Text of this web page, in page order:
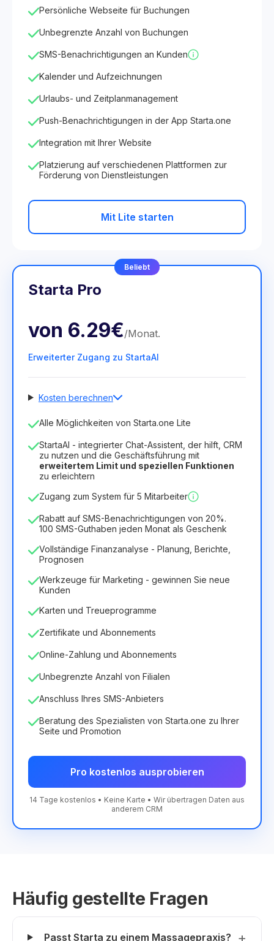
Persönliche Webseite für Buchungen
Unbegrenzte Anzahl von Buchungen
SMS-Benachrichtigungen an Kunden
Kalender und Aufzeichnungen
Urlaubs- und Zeitplanmanagement
Push-Benachrichtigungen in der App Starta.one
Integration mit Ihrer Website
Platzierung auf verschiedenen Plattformen zur
Förderung von Dienstleistungen
Mit Lite starten
Beliebt
Starta Pro
von 6.29€/Monat.
Erweiterter Zugang zu StartaAI
Kosten berechnen
Anzahl der Mitarbeiter
Dauer der Lizenz
12 Months(Rabatt -25%) Vorteilhaft
8.99€ 6.29€ /Monat
Alle Möglichkeiten von Starta.one Lite
StartaAI - integrierter Chat-Assistent, der hilft, CRM
zu nutzen und die Geschäftsführung mit
erweitertem Limit und speziellen Funktionen
zu erleichtern
Zugang zum System für 5 Mitarbeiter
Rabatt auf SMS-Benachrichtigungen von 20%.
100 SMS-Guthaben jeden Monat als Geschenk
Vollständige Finanzanalyse - Planung, Berichte,
Prognosen
Werkzeuge für Marketing - gewinnen Sie neue
Kunden
Karten und Treueprogramme
Zertifikate und Abonnements
Online-Zahlung und Abonnements
Unbegrenzte Anzahl von Filialen
Anschluss Ihres SMS-Anbieters
Beratung des Spezialisten von Starta.one zu Ihrer
Seite und Promotion
Pro kostenlos ausprobieren
14 Tage kostenlos • Keine Karte • Wir übertragen Daten aus
anderem CRM
Häufig gestellte Fragen
Passt Starta zu einem Massagepraxis?